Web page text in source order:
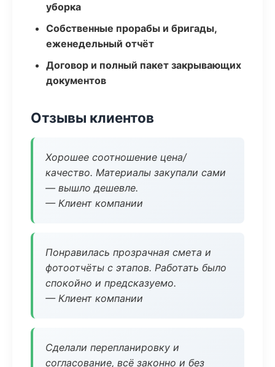
уборка
Собственные прорабы и бригады,
еженедельный отчёт
Договор и полный пакет закрывающих
документов
Отзывы клиентов
Хорошее соотношение цена/
качество. Материалы закупали сами
— вышло дешевле.
— Клиент компании
Понравилась прозрачная смета и
фотоотчёты с этапов. Работать было
спокойно и предсказуемо.
— Клиент компании
Сделали перепланировку и
согласование, всё законно и без